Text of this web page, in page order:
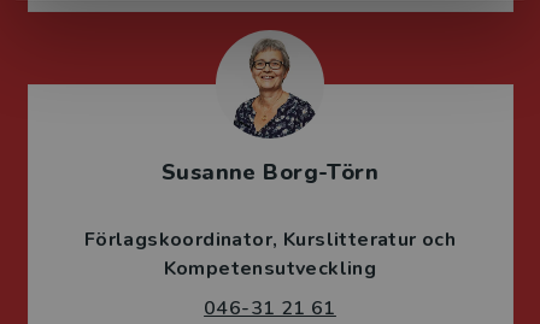
Susanne Borg-Törn
Förlagskoordinator Kurslitteratur och
Kompetensutveckling
046-31 21 61